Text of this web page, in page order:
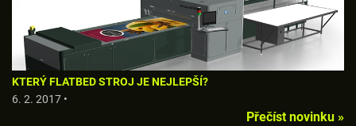
KTERÝ FLATBED STROJ JE NEJLEPŠÍ?
6. 2. 2017 •
Přečíst novinku »